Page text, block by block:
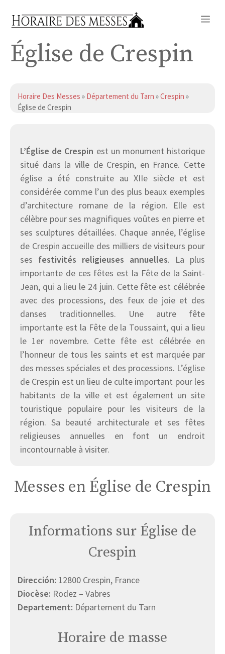
Église de Crespin
Horaire Des Messes » Département du Tarn »Crespin »
Église de Crespin
L’Église de Crespin est un monument historique
situé dans la ville de Crespin, en France. Cette
église a été construite au XIIe siècle et est
considérée comme l’un des plus beaux exemples
d’architecture romane de la région. Elle est
célèbre pour ses magnifiques voûtes en pierre et
ses sculptures détaillées. Chaque année, l’église
de Crespin accueille des milliers de visiteurs pour
ses festivités religieuses annuelles. La plus
importante de ces fêtes est la Fête de la Saint-
Jean, qui a lieu le 24 juin. Cette fête est célébrée
avec des processions, des feux de joie et des
danses traditionnelles. Une autre fête
importante est la Fête de la Toussaint, qui a lieu
le 1er novembre. Cette fête est célébrée en
l’honneur de tous les saints et est marquée par
des messes spéciales et des processions. L’église
de Crespin est un lieu de culte important pour les
habitants de la ville et est également un site
touristique populaire pour les visiteurs de la
région. Sa beauté architecturale et ses fêtes
religieuses annuelles en font un endroit
incontournable à visiter.
Messes en Église de Crespin
Informations sur Église de
Crespin
Dirección: 12800 Crespin, France
Diocèse: Rodez – Vabres
Departement: Département du Tarn
Horaire de masse